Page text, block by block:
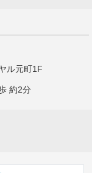
ル元町1F
約2分